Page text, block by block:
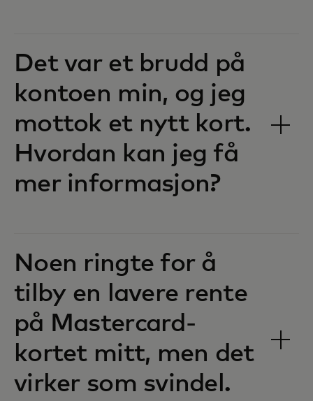
Det var et brudd på
kontoen min, og jeg
mottok et nytt kort.
Hvordan kan jeg få
mer informasjon?
Noen ringte for å
tilby en lavere rente
på Mastercard-
kortet mitt, men det
virker som svindel.